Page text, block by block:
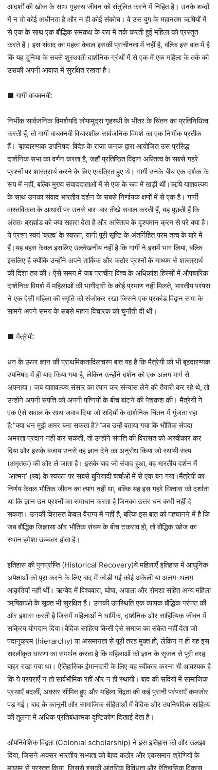
आदर्शों की खोज के साथ गृहस्थ जीवन को संतुलित करने में निहित है। उनके शब्दों
में न तो कोई अधीनता है और न ही कोई संकोच। वे उस युग के महानतम ऋषियों में
से एक के साथ एक बौद्धिक समकक्ष के रूप में तर्क करती हुई महिला को प्रस्तुत
करते हैं। इस संवाद का महत्व केवल इसकी प्राचीनता में नहीं है, बल्कि इस बात में है
कि यह दुनिया के सबसे शुरुआती दार्शनिक ग्रंथों में से एक में एक महिला के तर्क को
उसकी अपनी आवाज़ में सुरक्षित रखता है।
■ गार्गी वाचक्नवी:
निर्भीक सार्वजनिक विमर्शयदि लोपामुद्रा गृहस्थी के भीतर के चिंतन का प्रतिनिधित्व
करती हैं, तो गार्गी वाचक्नवी विचारशील सार्वजनिक विमर्श का एक निर्भीक प्रतीक
हैं। ‘बृहदारण्यक उपनिषद’ विदेह के राजा जनक द्वारा आयोजित उस प्रसिद्ध
दार्शनिक सभा का वर्णन करता है, जहाँ प्रतिष्ठित विद्वान अस्तित्व के सबसे गहरे
प्रश्नों पर शास्त्रार्थ करने के लिए एकत्रित हुए थे। गार्गी उनके बीच एक दर्शक के
रूप में नहीं, बल्कि मुख्य संवाददाताओं में से एक के रूप में खड़ी थीं।ऋषि याज्ञवल्क्य
के साथ उनका संवाद भारतीय दर्शन के सबसे निर्णायक क्षणों में से एक है। गार्गी
वास्तविकता के आधारों पर उनसे बार-बार तीखे सवाल करती हैं, यह पूछती हैं कि
अंततः ब्रह्मांड को क्या सहारा देता है और अस्तित्व के दृश्यमान क्रम से परे क्या है।
ये प्रश्न स्वयं ‘ब्रह्म’ के स्वरूप, यानी पूरी सृष्टि के अंतर्निहित परम तत्व के बारे में
हैं।यह बहस केवल इसलिए उल्लेखनीय नहीं है कि गार्गी ने इसमें भाग लिया, बल्कि
इसलिए है क्योंकि उन्होंने अपने तार्किक और कठोर प्रश्नों के माध्यम से शास्त्रार्थ
की दिशा तय की। ऐसे समय में जब प्राचीन विश्व के अधिकांश हिस्सों में औपचारिक
दार्शनिक विमर्श में महिलाओं की भागीदारी के कोई प्रमाण नहीं मिलते, भारतीय परंपरा
ने एक ऐसी महिला की स्मृति को संजोकर रखा जिसने एक प्रकांड विद्वान सभा के
सामने अपने समय के सबसे महान विचारक को चुनौती दी थी।
■ मैत्रेयी:
धन के ऊपर ज्ञान की प्राथमिकतादिलचस्प बात यह है कि मैत्रेयी को भी बृहदारण्यक
उपनिषद में ही याद किया गया है, लेकिन उन्होंने दर्शन को एक अलग मार्ग से
अपनाया। जब याज्ञवल्क्य संसार का त्याग कर संन्यास लेने की तैयारी कर रहे थे, तो
उन्होंने अपनी संपत्ति को अपनी पत्नियों के बीच बांटने की पेशकश की। मैत्रेयी ने
एक ऐसे सवाल के साथ जवाब दिया जो सदियों के दार्शनिक चिंतन में गूंजता रहा
है:”क्या धन मुझे अमर बना सकता है?”जब उन्हें बताया गया कि भौतिक संपदा
अमरता प्रदान नहीं कर सकती, तो उन्होंने संपत्ति की विरासत को अस्वीकार कर
दिया और इसके बजाय उनसे वह ज्ञान देने का अनुरोध किया जो स्थायी सत्य
(अमृतत्व) की ओर ले जाता है। इसके बाद जो संवाद हुआ, वह भारतीय दर्शन में
‘आत्मन’ (स्व) के स्वरूप पर सबसे बुनियादी चर्चाओं में से एक बन गया।मैत्रेयी का
निर्णय केवल भौतिक जीवन का त्याग नहीं था, बल्कि यह इस गहरे विश्वास को दर्शाता
था कि ज्ञान उन प्रश्नों का समाधान करता है जिनका उत्तर धन कभी नहीं दे
सकता। उनकी विरासत केवल वैराग्य में नहीं है, बल्कि इस बात को पहचानने में है कि
जब बौद्धिक जिज्ञासा और भौतिक संचय के बीच टकराव हो, तो बौद्धिक खोज का
स्थान हमेशा उच्चतर होता है।
इतिहास की पुनर्प्राप्ति (Historical Recovery)ये महिलाएँ इतिहास में आधुनिक
अपेक्षाओं को पूरा करने के लिए बाद में जोड़ी गईं कोई अकेली या अलग-थलग
आकृतियाँ नहीं थीं। ऋग्वेद में विश्ववारा, घोषा, अपाला और रोमशा सहित अन्य महिला
ऋषिकाओं के सूक्त भी सुरक्षित हैं। उनकी उपस्थिति एक व्यापक बौद्धिक परंपरा की
ओर इशारा करती है जिसमें महिलाओं ने धार्मिक, दार्शनिक और साहित्यिक जीवन में
सक्रिय योगदान दिया।वैदिक साहित्य किसी ऐसे समाज का संकेत नहीं देता जो
पदानुक्रम (hierarchy) या असमानता से पूरी तरह मुक्त हो, लेकिन न ही यह इस
सरलीकृत धारणा का समर्थन करता है कि महिलाओं को ज्ञान के सृजन से पूरी तरह
बाहर रखा गया था। ऐतिहासिक ईमानदारी के लिए यह स्वीकार करना भी आवश्यक है
कि ये परंपराएँ न तो सार्वभौमिक रहीं और न ही स्थायी। बाद की सदियों में सामाजिक
प्रथाएँ बदलीं, अवसर सीमित हुए और महिला विद्वता की कई पुरानी परंपराएँ कमजोर
पड़ गईं। बाद के कानूनी और सामाजिक संहिताओं में वैदिक और उपनिषदिक साहित्य
की तुलना में अधिक प्रतिबंधात्मक दृष्टिकोण दिखाई देता है।
औपनिवेशिक विद्वता (Colonial scholarship) ने इस इतिहास को और उलझा
दिया, जिसने अक्सर भारतीय सभ्यता को बेहद कठोर और एकसमान श्रेणियों के
माध्यम से प्रस्तुत किया, जिससे इसकी आंतरिक विविधता और ऐतिहासिक विकास